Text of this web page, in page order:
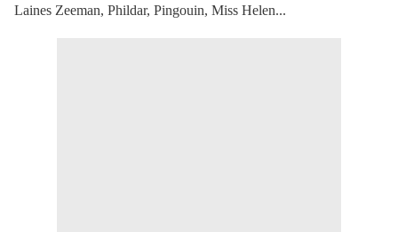
Laines Zeeman, Phildar, Pingouin, Miss Helen...